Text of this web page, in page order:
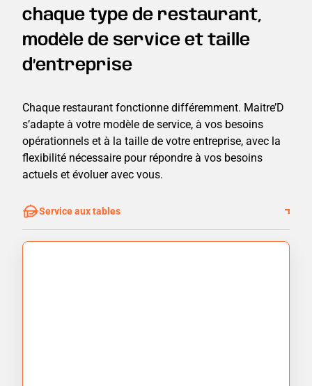
chaque type de restaurant,
modèle de service et taille
d’entreprise
Chaque restaurant fonctionne différemment. Maitre’D
s’adapte à votre modèle de service, à vos besoins
opérationnels et à la taille de votre entreprise, avec la
flexibilité nécessaire pour répondre à vos besoins
actuels et évoluer avec vous.
Service aux tables